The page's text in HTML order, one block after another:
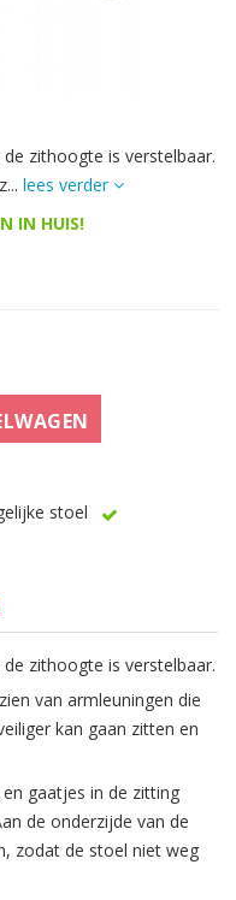
zithoogte is verstelbaar.
lees verder
IN HUIS!
stoel
zithoogte is verstelbaar.
van armleuningen die
kan gaan zitten en
gaatjes in de zitting
de onderzijde van de
zodat de stoel niet weg